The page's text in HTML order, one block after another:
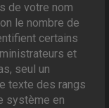
de votre nom
le nombre de
certains
et
seul un
texte des rangs
système en